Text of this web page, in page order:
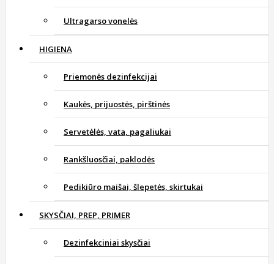
Ultragarso vonelės
HIGIENA
Priemonės dezinfekcijai
Kaukės, prijuostės, pirštinės
Servetėlės, vata, pagaliukai
Rankšluosčiai, paklodės
Pedikiūro maišai, šlepetės, skirtukai
SKYSČIAI, PREP, PRIMER
Dezinfekciniai skysčiai